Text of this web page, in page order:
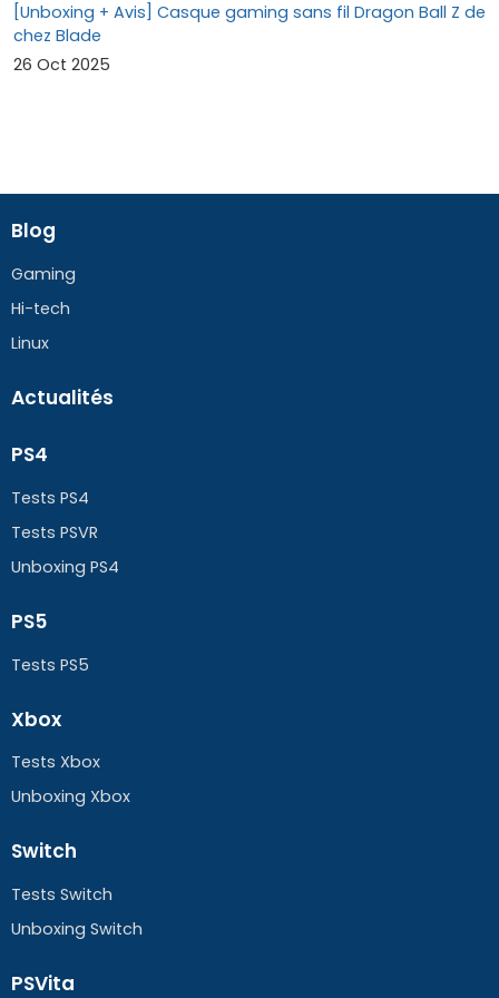
[Unboxing + Avis] Casque gaming sans fil Dragon Ball Z de
chez Blade
26 Oct 2025
Blog
Gaming
Hi-tech
Linux
Actualités
PS4
Tests PS4
Tests PSVR
Unboxing PS4
PS5
Tests PS5
Xbox
Tests Xbox
Unboxing Xbox
Switch
Tests Switch
Unboxing Switch
PSVita